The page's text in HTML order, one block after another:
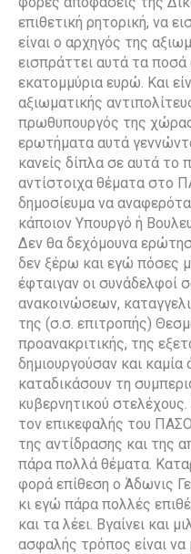
επιθετική ρητορική, να
είναι ο αρχηγός της
εισπράττει αυτά τα
εκατομμύρια ευρώ. Και
αξιωματικής
πρωθυπουργός της
ερωτήματα αυτά
κανείς δίπλα σε αυτά το
αντίστοιχα θέματα στο
δημοσίευμα να
κάποιον Υπουργό ή
Δεν θα δεχόμουνα
δεν ξέρω και εγώ πόσες
έφταιγαν οι συνάδελφοί
ανακοινώσεων,
της (σ.σ. επιτροπής)
προανακριτικής, της
δημιουργούσαν και καμία
καταδικάσουν τη
κυβερνητικού
τον επικεφαλής του
της αντίδρασης και της
πάρα πολλά θέματα.
φορά επίθεση ο Άδωνις
κι εγώ πάρα πολλές
και τα λέει. Βγαίνει και
ασφαλής τρόπος είναι να